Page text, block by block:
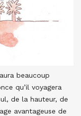
beaucoup
qu’il voyagera
de la hauteur, de
avantageuse de